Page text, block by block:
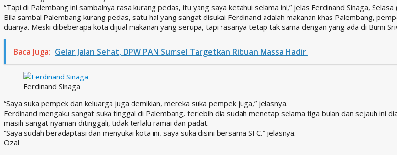
“Tapi di Palembang ini sambalnya rasa kurang pedas, itu yang saya ketahui selama ini,” jelas Ferdinand Sinaga, Selasa
Bila sambal Palembang kurang pedas, satu hal yang sangat disukai Ferdinand adalah makanan khas Palembang,
duanya. Meski dibeberapa kota dijual makanan yang serupa, tapi rasanya tetap tak sama dengan yang ada di Bumi
Baca Juga: Gelar Jalan Sehat, DPW PAN Sumsel Targetkan Ribuan Massa Hadir
Ferdinand Sinaga
“Saya suka pempek dan keluarga juga demikian, mereka suka pempek juga,” jelasnya.
Ferdinand mengaku sangat suka tinggal di Palembang, terlebih dia sudah menetap selama tiga bulan dan sejauh ini
masih sangat nyaman ditinggali, tidak terlalu ramai dan padat.
“Saya sudah beradaptasi dan menyukai kota ini, saya suka disini bersama SFC,” jelasnya.
Ozal